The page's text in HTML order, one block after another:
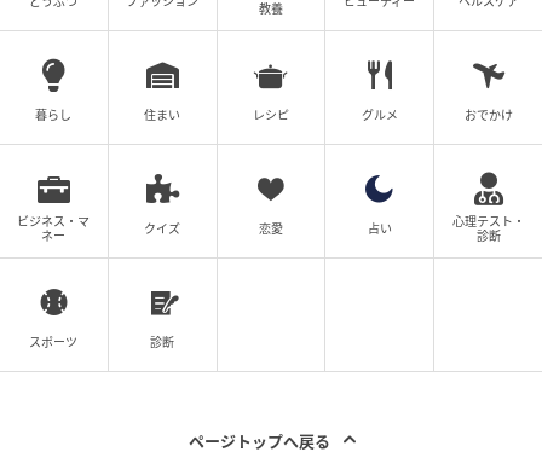
教養
暮らし 住まい レシピ グルメ おでかけ
ビジネス・マ
ネー
クイズ 恋愛 占い
心理テスト・
診断
スポーツ 診断
ページトップへ戻る